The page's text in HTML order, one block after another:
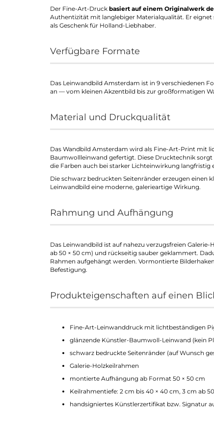
Der Fine-Art-Druck basiert auf einem Originalwerk
Authentizität mit langlebiger Materialqualität. Er
als Geschenk für Holland-Liebhaber.
Verfügbare Formate
Das Leinwandbild Amsterdam ist in 9 verschiedenen
an — vom kleinen Akzentbild bis zur großformatigen
Material und Druckqualität
Das Wandbild Amsterdam wird als Fine-Art-Print mit
Baumwollleinwand gefertigt. Diese Drucktechnik
die Farben auch bei starker Lichteinwirkung langfristig
Die schwarz bedruckten Seitenränder erzeugen einen
Leinwandbild eine moderne, galerieartige Wirkung.
Rahmung und Aufhängung
Das Leinwandbild ist auf nahezu verzugsfreien
ab 50 × 50 cm) und rückseitig sauber geklammert.
Rahmen aufgehängt werden. Vormontierte
Befestigung.
Produkteigenschaften auf einen
Fine-Art-Leinwanddruck mit lichtbeständigen
glänzende Künstler-Baumwoll-Leinwand (kein
schwarz bedruckte Seitenränder (auf Wunsch
Galerie-Holzkeilrahmen
montierte Aufhängung ab Format 50 × 50 cm
Keilrahmentiefe: 2 cm bis 40 × 40 cm, 3 cm ab
handsigniertes Künstlerzertifikat bzw. Signatur